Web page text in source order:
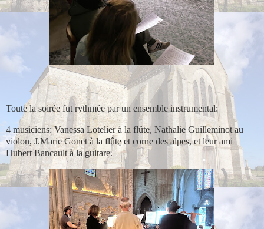
Toute la soirée fut rythmée par un ensemble instrumental:
4 musiciens: Vanessa Lotelier à la flûte, Nathalie Guilleminot au
violon, J.Marie Gonet à la flûte et corne des alpes, et leur ami
Hubert Bancault à la guitare.